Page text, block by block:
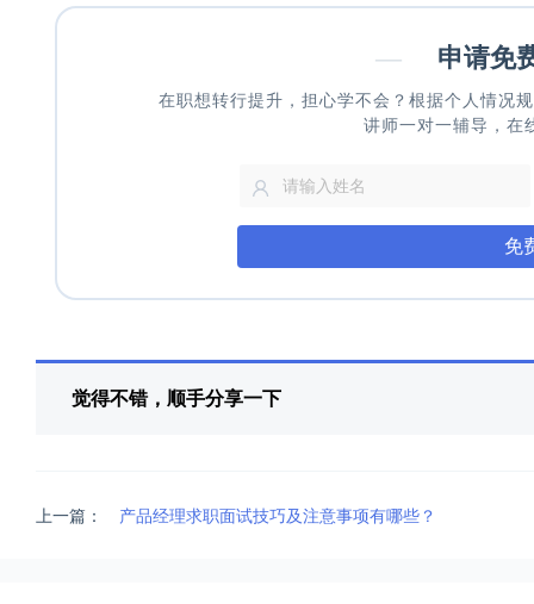
— 申请免
在职想转行提升，担心学不会？根据个人情况
讲师一对一辅导，在
免
觉得不错，顺手分享一下
上一篇： 产品经理求职面试技巧及注意事项有哪些？